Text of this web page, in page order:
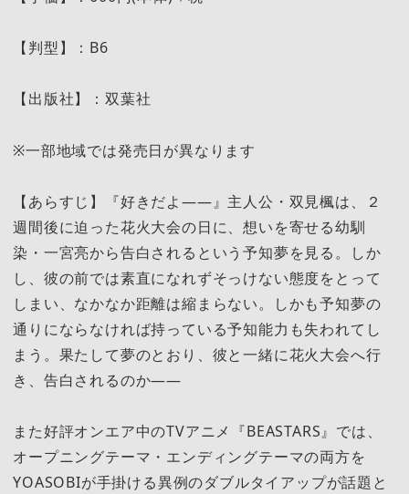
【判型】：B6
【出版社】：双葉社
※一部地域では発売日が異なります
【あらすじ】『好きだよ――』主人公・双見楓は、２
週間後に迫った花火大会の日に、想いを寄せる幼馴
染・一宮亮から告白されるという予知夢を見る。しか
し、彼の前では素直になれずそっけない態度をとって
しまい、なかなか距離は縮まらない。しかも予知夢の
通りにならなければ持っている予知能力も失われてし
まう。果たして夢のとおり、彼と一緒に花火大会へ行
き、告白されるのか――
また好評オンエア中のTVアニメ『BEASTARS』では、
オープニングテーマ・エンディングテーマの両方を
YOASOBIが手掛ける異例のダブルタイアップが話題と